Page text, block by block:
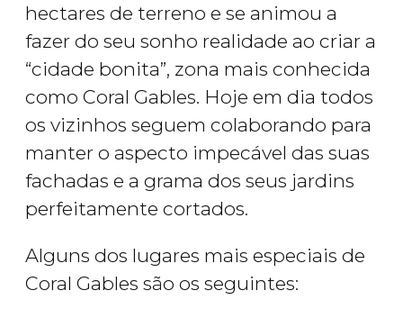
hectares de terreno e se animou a
fazer do seu sonho realidade ao criar a
“cidade bonita”, zona mais conhecida
como Coral Gables. Hoje em dia todos
os vizinhos seguem colaborando para
manter o aspecto impecável das suas
fachadas e a grama dos seus jardins
perfeitamente cortados.
Alguns dos lugares mais especiais de
Coral Gables são os seguintes: